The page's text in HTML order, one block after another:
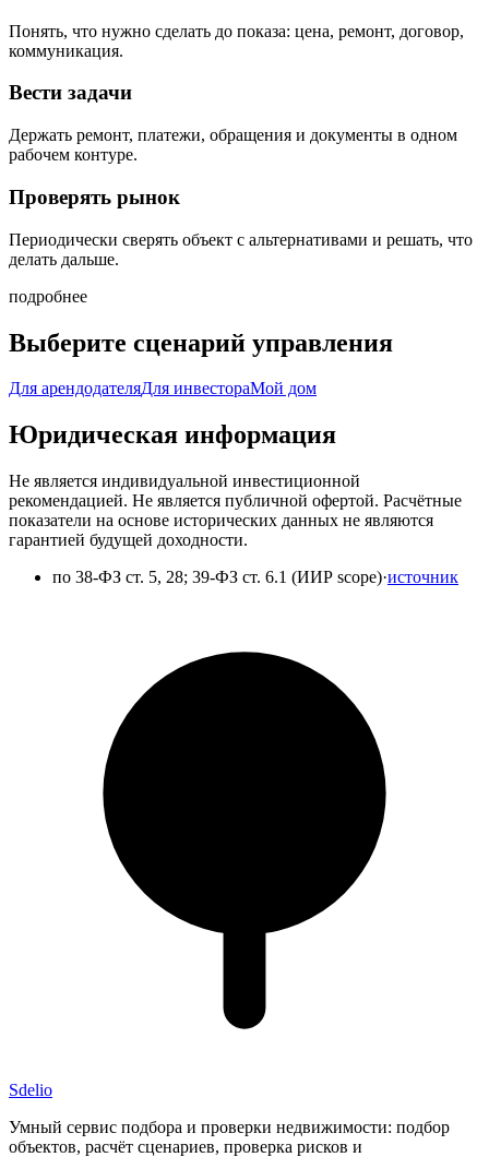
Понять, что нужно сделать до показа: цена, ремонт, договор,
коммуникация.
Вести задачи
Держать ремонт, платежи, обращения и документы в одном
рабочем контуре.
Проверять рынок
Периодически сверять объект с альтернативами и решать, что
делать дальше.
подробнее
Выберите сценарий управления
Для арендодателяДля инвестораМой дом
Юридическая информация
Не является индивидуальной инвестиционной
рекомендацией. Не является публичной офертой. Расчётные
показатели на основе исторических данных не являются
гарантией будущей доходности.
по 38-ФЗ ст. 5, 28; 39-ФЗ ст. 6.1 (ИИР scope)·источник
Sdelio
Умный сервис подбора и проверки недвижимости: подбор
объектов, расчёт сценариев, проверка рисков и